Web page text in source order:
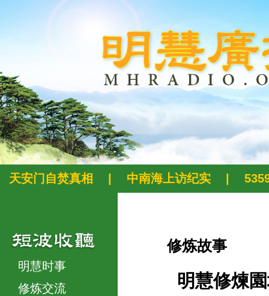
天安门自焚真相 中南海上访纪实
明慧时事
修炼交流
修炼故事
明慧修煉